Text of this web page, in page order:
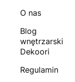
O nas
Blog
wnętrzarski
Dekoori
Regulamin